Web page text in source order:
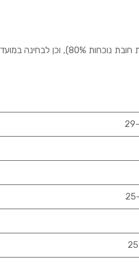
לסטודנטיות וסטודנטים מהדתות הבאות: מוסלמים, דרוזים ונוצרים, ניתנת הזכות להיעדרות